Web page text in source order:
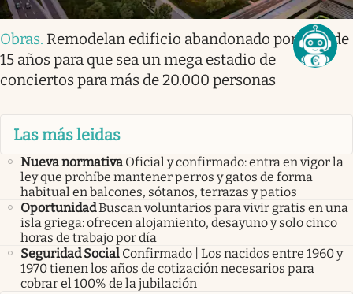
Obras. Remodelan edificio abandonado por más de
15 años para que sea un mega estadio de
conciertos para más de 20.000 personas
Las más leidas
Nueva normativa Oficial y confirmado: entra en vigor la
ley que prohíbe mantener perros y gatos de forma
habitual en balcones, sótanos, terrazas y patios
OportunidadBuscan voluntarios para vivir gratis en una
isla griega: ofrecen alojamiento, desayuno y solo cinco
horas de trabajo por día
Seguridad Social Confirmado | Los nacidos entre 1960 y
1970 tienen los años de cotización necesarios para
cobrar el 100% de la jubilación